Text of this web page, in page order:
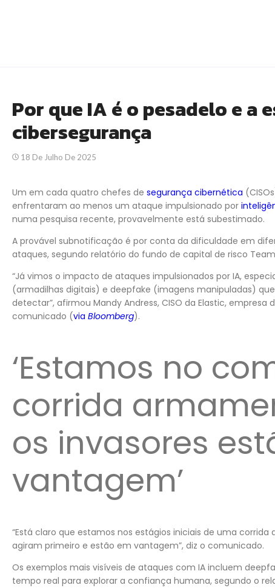
Por que IA é o pesadelo e a
cibersegurança
18 De Julho De 2025
Um em cada quatro chefes de segurança cibernética
enfrentaram ao menos um ataque impulsionado por
numa pesquisa recente, provavelmente está subestimado.
A provável subnotificação é por conta da dificuldade em
ataques, segundo relatório do fundo de capital de risco
“Já vimos o impacto de ataques impulsionados por IA,
(armadilhas digitais) e deepfake (imagens manipuladas)
detectar”, afirmou Mandy Andress, CISO da Elastic,
comunicado (via Bloomberg).
‘Estamos no
corrida
os invasores
vantagem’
“Está claro que estamos nos estágios iniciais de uma
agiram primeiro e estão em vantagem”, diz o comunicado.
Os exemplos mais visíveis de ataques com IA incluem
tempo real para explorar a confiança humana, segundo o